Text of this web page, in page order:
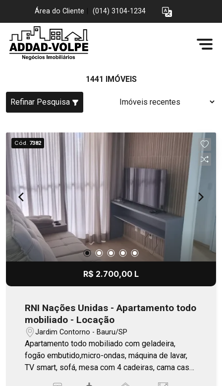
Área do Cliente (014) 3104-1234
1441 IMÓVEIS
Refinar Pesquisa
Cód. 7382
R$ 2.700,00 L
RNI Nações Unidas - Apartamento todo
mobiliado - Locação
Jardim Contorno - Bauru/SP
Apartamento todo mobiliado com geladeira,
fogão embutido,micro-ondas, máquina de lavar,
TV smart, sofá, mesa com 4 cadeiras, cama casal